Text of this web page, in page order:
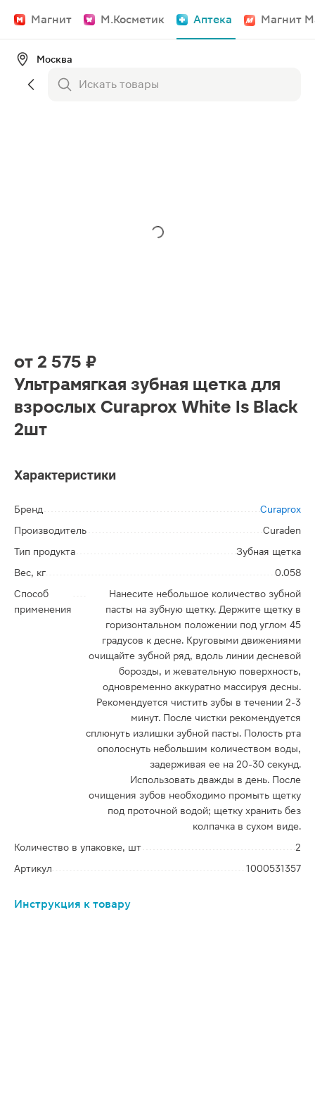
Магнит М.Косметик Аптека Магнит
Москва
от 2 575 ₽
Ультрамягкая зубная щетка для
взрослых Curaprox White Is Black
2шт
Характеристики
Бренд
Curaprox
Производитель
Curaden
Тип продукта
Зубная щетка
Вес, кг
0.058
Способ
применения
Нанесите небольшое количество зубной
пасты на зубную щетку. Держите щетку в
горизонтальном положении под углом 45
градусов к десне. Круговыми движениями
очищайте зубной ряд, вдоль линии десневой
борозды, и жевательную поверхность,
одновременно аккуратно массируя десны.
Рекомендуется чистить зубы в течении 2-3
минут. После чистки рекомендуется
сплюнуть излишки зубной пасты. Полость рта
ополоснуть небольшим количеством воды,
задерживая ее на 20-30 секунд.
Использовать дважды в день. После
очищения зубов необходимо промыть щетку
под проточной водой; щетку хранить без
колпачка в сухом виде.
Количество в упаковке, шт
2
Артикул
1000531357
Инструкция к товару